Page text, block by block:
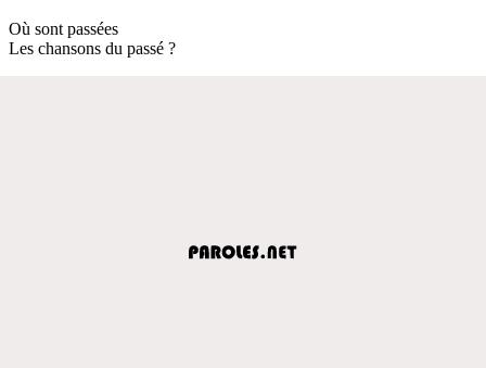
Où sont passées
Les chansons du passé ?